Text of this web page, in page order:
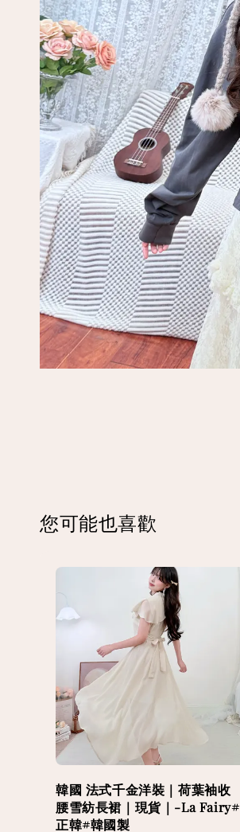
您可能也喜歡
韓國 法式千金洋裝｜荷葉袖收
腰雪紡長裙｜現貨｜-La Fairy#
正韓#韓國製